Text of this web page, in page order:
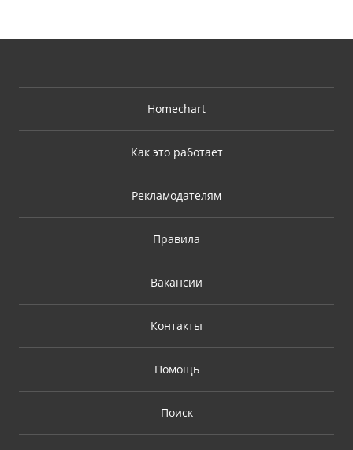
Homechart
Как это работает
Рекламодателям
Правила
Вакансии
Контакты
Помощь
Поиск